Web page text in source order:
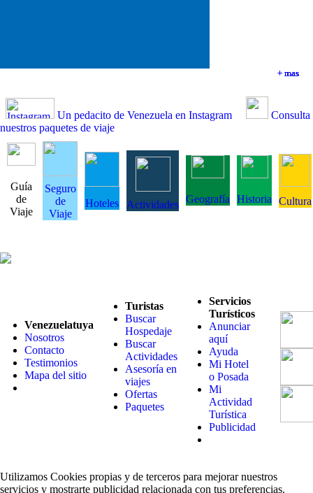
+ mas
+ mas
+ mas
+ mas
Un pedacito de Venezuela en Instagram
Consulta
nuestros paquetes de viaje
Guía
de
Viaje
Seguro
de
Viaje
Hoteles Actividades Geografía Historia Cultura
Venezuelatuya
Nosotros
Contacto
Testimonios
Mapa del sitio
Turistas
Buscar
Hospedaje
Buscar
Actividades
Asesoría en
viajes
Ofertas
Paquetes
Servicios
Turísticos
Anunciar
aquí
Ayuda
Mi Hotel
o Posada
Mi
Actividad
Turística
Publicidad
Utilizamos Cookies propias y de terceros para mejorar nuestros
servicios y mostrarte publicidad relacionada con tus preferencias.